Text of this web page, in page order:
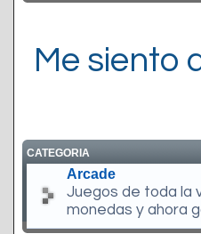
Me siento
CATEGORIA
Arcade
Juegos de toda la
monedas y ahora